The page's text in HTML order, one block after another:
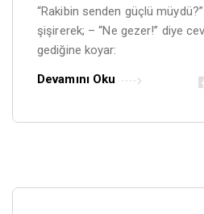
“Rakibin senden güçlü
şişirerek; – “Ne gezer!” diye
gediğine koyar:
Devamını Oku